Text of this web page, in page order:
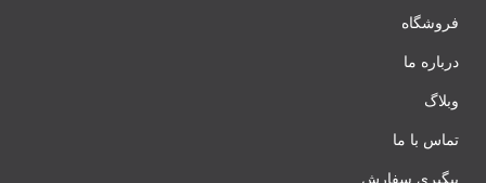
فروشگاه
درباره ما
وبلاگ
تماس با ما
پیگیری سفارش